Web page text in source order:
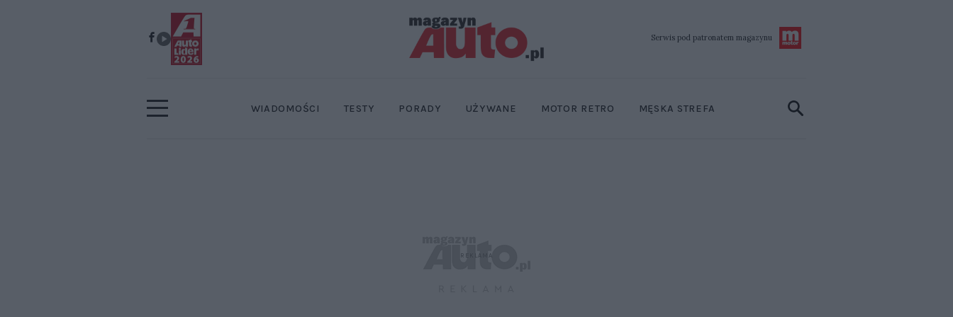
Serwis pod patronatem magazynu
WIADOMOŚCI MOTOR RETRO
TESTY PORADY UŻYWANE MĘSKA STREFA